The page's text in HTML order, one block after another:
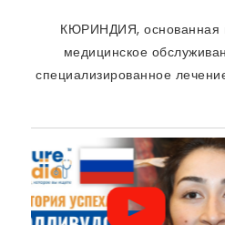
КЮРИНДИЯ, основанная
медицинское
специализированное